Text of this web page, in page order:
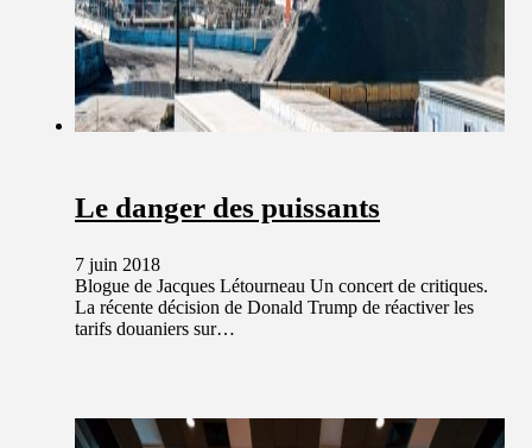
Le danger des puissants
7 juin 2018
Blogue de Jacques Létourneau Un concert de critiques.
La récente décision de Donald Trump de réactiver les
tarifs douaniers sur…